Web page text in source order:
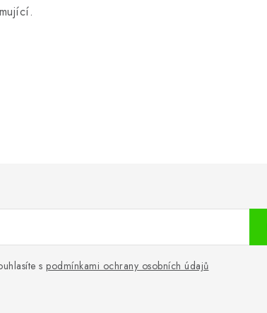
s podmínkami ochrany osobních údajů